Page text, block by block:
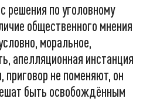
решения по уголовному
общественного мнения
моральное,
апелляционная инстанция
приговор не поменяют, он
быть освобождённым